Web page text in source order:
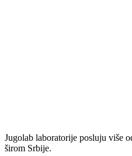
Jugolab laboratorije posluju više
širom Srbije.